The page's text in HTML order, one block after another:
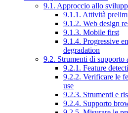
9.1. Approccio allo
9.1.1. Attività
9.1.2. Web design
9.1.3. Mobile first
9.1.4. Progressive
degradation
9.2. Strumenti di
9.2.1. Feature
9.2.2. Verificare le
use
9.2.3. Strumenti e
9.2.4. Supporto